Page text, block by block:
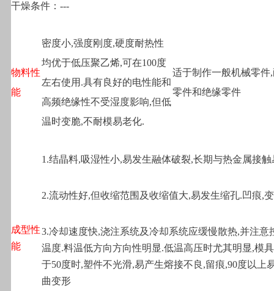
干燥条件：---
物料性
能
密度小,强度刚度,硬度耐热性
均优于低压聚乙烯,可在100度
左右使用.具有良好的电性能和
高频绝缘性不受湿度影响,但低
温时变脆,不耐模易老化.
适于制作一般机械零件
零件和绝缘零件
成型性
能
1.结晶料,吸湿性小,易发生融体破裂,长期与热金属接触
2.流动性好,但收缩范围及收缩值大,易发生缩孔.凹痕,
3.冷却速度快,浇注系统及冷却系统应缓慢散热,并注意
温度.料温低方向方向性明显.低温高压时尤其明显,模
于50度时,塑件不光滑,易产生熔接不良,留痕,90度以上
曲变形